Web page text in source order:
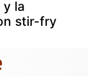
y la
stir-fry